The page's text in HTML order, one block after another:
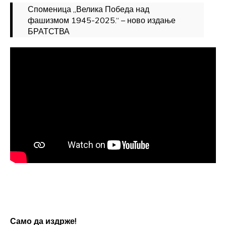
Споменица „Велика Победа над
фашизмом 1945-2025.“ – ново издање
БРАТСТВА
Само да издрже!